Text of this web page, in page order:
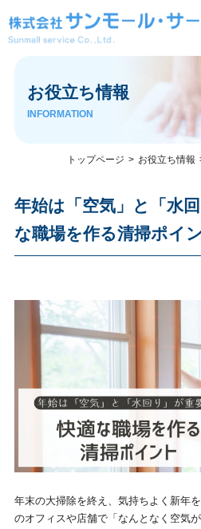
お役立ち情報
INFORMATION
トップページ お役立ち情報
年始は「空気」と「水
な職場を作る清掃ポイ
年末の大掃除を終え、気持ちよく新年
のオフィスや店舗で「なんとなく空気